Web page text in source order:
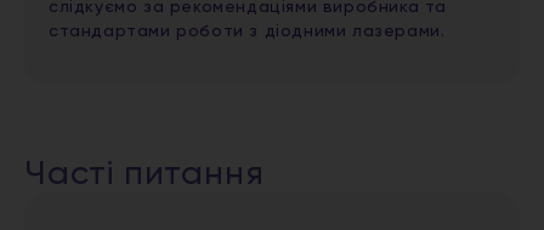
слідкуємо за рекомендаціями виробника та
стандартами роботи з діодними лазерами.
Часті питання